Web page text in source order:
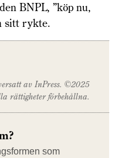
BNPL, ”köp nu,
sitt rykte.
av InPress. ©2025
rättigheter förbehållna.
som